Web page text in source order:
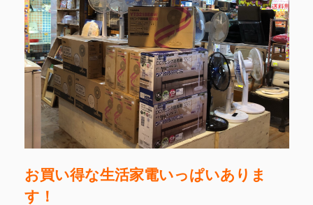
お買い得な生活家電いっぱいありま
す！